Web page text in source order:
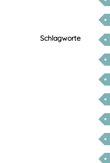
Schlagworte